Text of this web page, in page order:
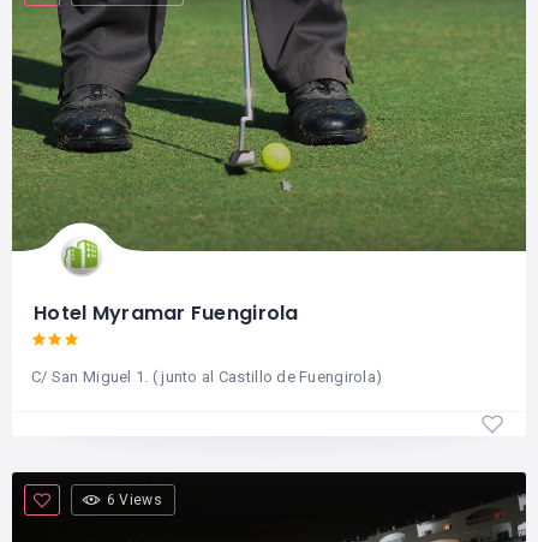
Hotel Myramar Fuengirola
C/ San Miguel 1. ( junto al Castillo de Fuengirola)
6 Views